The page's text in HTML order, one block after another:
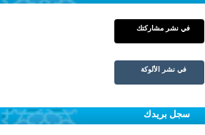
في نشر مشاركتك
في نشر الألوكة
سجل بريدك